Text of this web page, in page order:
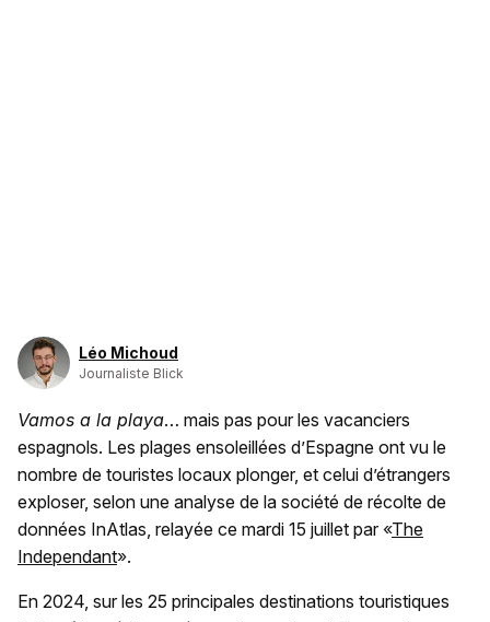
Léo Michoud
Journaliste Blick
Vamos a la playa… mais pas pour les vacanciers
espagnols. Les plages ensoleillées d’Espagne ont vu le
nombre de touristes locaux plonger, et celui d’étrangers
exploser, selon une analyse de la société de récolte de
données InAtlas, relayée ce mardi 15 juillet par «The
Independant».
En 2024, sur les 25 principales destinations touristiques